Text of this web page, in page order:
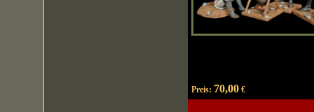
Preis: 70,00€